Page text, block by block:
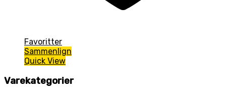
Favoritter
Sammenlign
Quick View
Varekategorier